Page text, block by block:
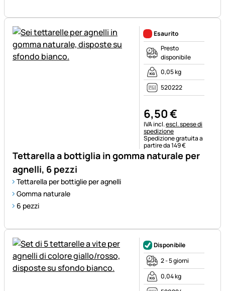
Tettarella a bottiglia in gomma naturale per
agnelli, 6 pezzi
Tettarella per bottiglie per agnelli
Gomma naturale
6 pezzi
Esaurito
Presto
disponibile
0,05 kg
520222
6,50€
Informazioni fiscali:
IVA incl.escl. spese di
spedizione
Spedizione gratuita a
partire da 149 €
Disponibile
2 - 5 giorni
0,04 kg